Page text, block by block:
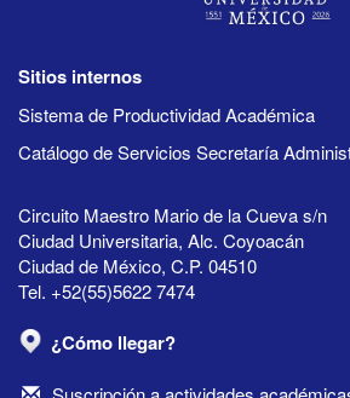
Sitios internos
Sistema de Productividad Académica
Catálogo de Servicios Secretaría
Circuito Maestro Mario de la Cueva s/n
Ciudad Universitaria, Alc. Coyoacán
Ciudad de México, C.P. 04510
Tel. +52(55)5622 7474
¿Cómo llegar?